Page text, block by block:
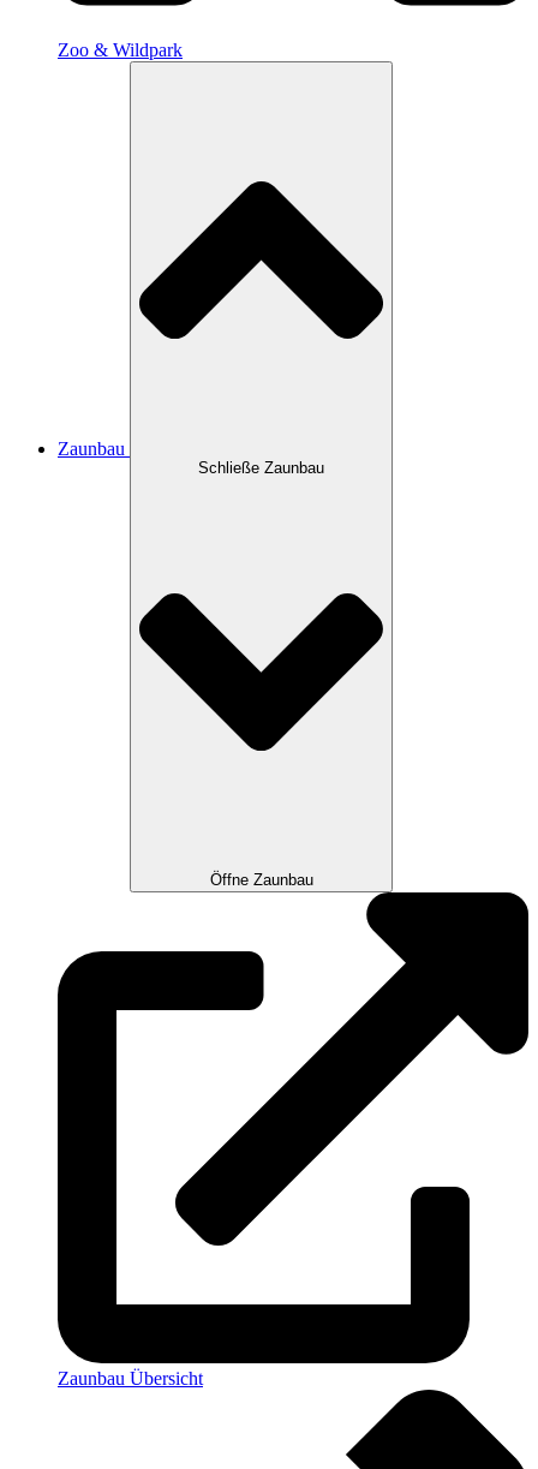
Zoo & Wildpark
Zaunbau
Schließe Zaunbau
Öffne Zaunbau
Zaunbau Übersicht